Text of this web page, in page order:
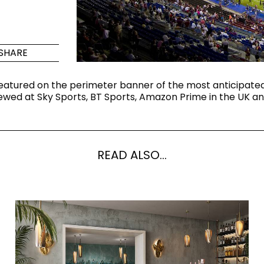
Maximus Mega
Slab
Großformatige Fliesen, wo
Vielseitigkeit trifft.
Farben
BLACK
WHITE BADEZIMMER
Formen
OVAL
RUND
RECHTECKIG ABGERUNDET
Lifestyle Bathroom &
on the perimeter banner of the most
at Sky Sports, BT Sports, Amazon Prime in the UK
READ ALSO...